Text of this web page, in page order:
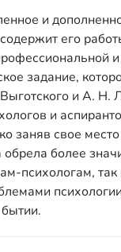
и
его
и
задание,
и А. Н.
и
заняв свое
обрела более
психологам,